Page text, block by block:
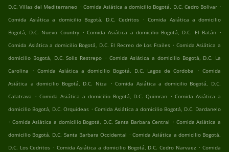
D.C. Villas del Mediterraneo . Comida Asiática a domicilio Bogotá, D.C. Cedro Bolivar .
Comida Asiática a domicilio Bogotá, D.C. Cedritos . Comida Asiática a domicilio
Bogotá, D.C. Nuevo Country . Comida Asiática a domicilio Bogotá, D.C. El Batán .
Comida Asiática a domicilio Bogotá, D.C. El Recreo de Los Frailes . Comida Asiática a
domicilio Bogotá, D.C. Solis Restrepo . Comida Asiática a domicilio Bogotá, D.C. La
Carolina
. Comida Asiática a domicilio Bogotá, D.C. Lagos de Cordoba . Comida
Asiática a domicilio Bogotá, D.C. Niza
. Comida Asiática a domicilio Bogotá, D.C.
Calatrava . Comida Asiática a domicilio Bogotá, D.C. Quimran . Comida Asiática a
domicilio Bogotá, D.C. Orquideas . Comida Asiática a domicilio Bogotá, D.C. Dardanelo
. Comida Asiática a domicilio Bogotá, D.C. Santa Barbara Central . Comida Asiática a
domicilio Bogotá, D.C. Santa Barbara Occidental . Comida Asiática a domicilio Bogotá,
D.C. Los Cedritos . Comida Asiática a domicilio Bogotá, D.C. Cedro Narvaez . Comida